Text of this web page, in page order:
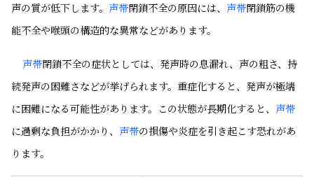
声の質が低下します。 声帯閉鎖不全の原因には、 声帯閉鎖筋の機
能不全や喉頭の構造的な異常などがあります。
声帯閉鎖不全の症状としては、発声時の息漏れ、声の粗さ、持
続発声の困難さなどが挙げられます。重症化すると、発声が極端
に困難になる可能性があります。この状態が長期化すると、 声帯
に過剰な負担がかかり、 声帯の損傷や炎症を引き起こす恐れがあ
ります。